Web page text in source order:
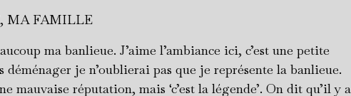
MA FAMILLE
ma banlieue. J’aime l’ambiance ici, c’est une petite
je n’oublierai pas que je représente la banlieue.
mauvaise réputation, mais ‘c’est la légende’. On dit qu’il y a